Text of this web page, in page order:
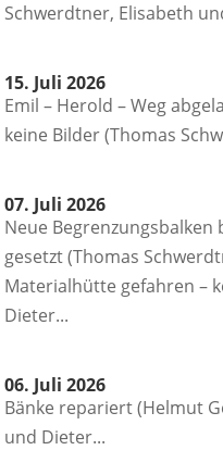
Schwerdtner, Elisabeth
15. Juli 2026
Emil – Herold – Weg
keine Bilder (Thomas
07. Juli 2026
Neue
gesetzt (Thomas
Materialhütte gefahren –
Dieter...
06. Juli 2026
Bänke repariert (Helmut
und Dieter...